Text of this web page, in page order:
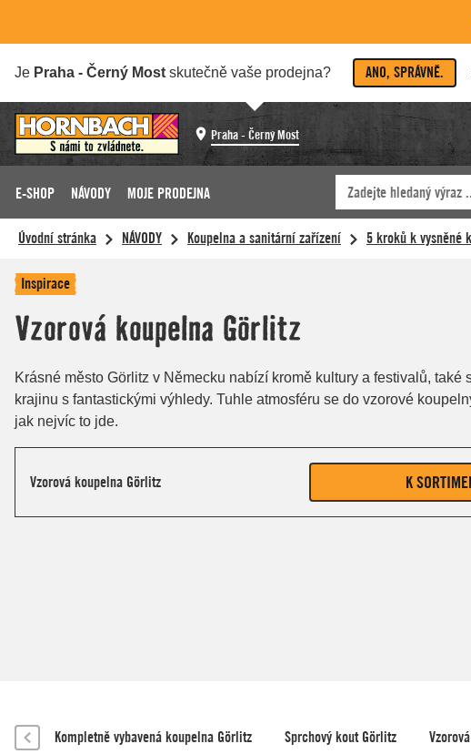
Je Praha - Černý Most skutečně vaše prodejna? ANO, SPRÁVNĚ.
Praha - Černý Most
E-SHOP NÁVODY MOJE PRODEJNA